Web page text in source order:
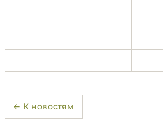
← К новостям